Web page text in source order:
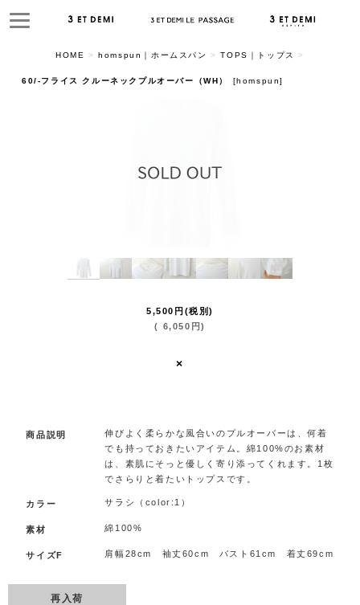
HOME > homspun｜ホームスパン > TOPS｜トップス >
60/-フライス クルーネックプルオーバー（WH） [homspun]
5,500 円 (税別)
( 6,050 円)
×
商品説明
伸びよく柔らかな風合いのプルオーバーは、何着
でも持っておきたいアイテム。綿100%のお素材
は、素肌にそっと優しく寄り添ってくれます。1枚
でさらりと着たいトップスです。
カラー サラシ（color:1）
素材 綿100%
サイズF 肩幅28cm 袖丈60cm バスト61cm 着丈69cm
再入荷